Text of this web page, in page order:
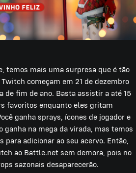
temos mais uma surpresa que é tão
começam em 21 de dezembro
de fim de ano. Basta assistir a até 15
favoritos enquanto eles gritam
ganha sprays, ícones de jogador e
ganha na mega da virada, mas temos
adicionar ao seu acervo. Então,
ao Battle.net sem demora, pois no
sazonais desaparecerão.